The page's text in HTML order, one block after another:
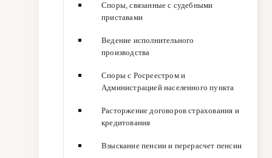
Споры, связанные с судебными
приставами
Ведение исполнительного
производства
Споры с Росреестром и
Администрацией населенного пункта
Расторжение договоров страхования и
кредитования
Взыскание пенсии и перерасчет пенсии